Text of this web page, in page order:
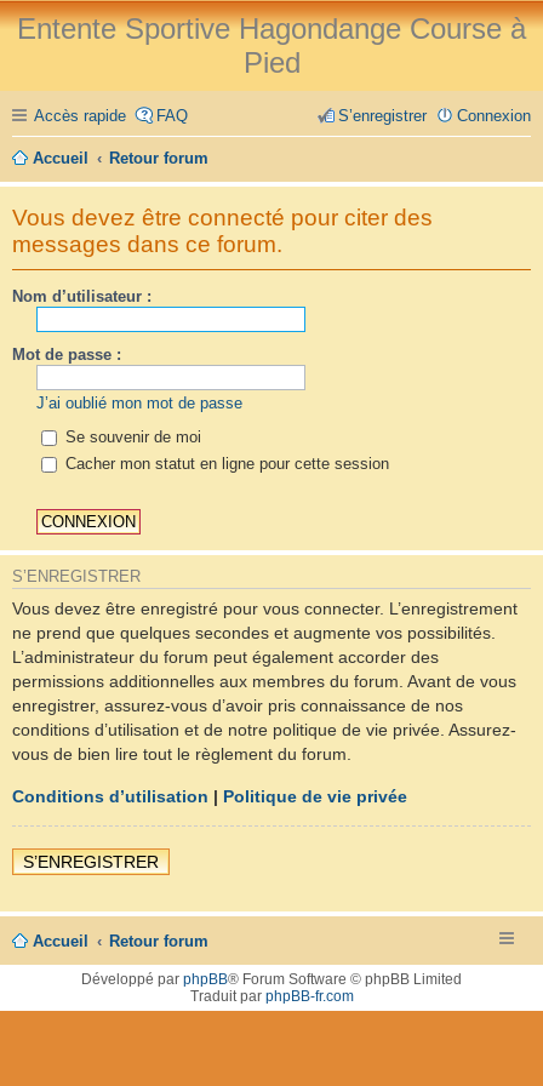
Entente Sportive Hagondange Course à
Pied
Accès rapide FAQ Connexion
S’enregistrer
Accueil Retour forum
Vous devez être connecté pour citer des
messages dans ce forum.
Nom d’utilisateur :
Mot de passe :
J’ai oublié mon mot de passe
Se souvenir de moi
Cacher mon statut en ligne pour cette session
S’ENREGISTRER
Vous devez être enregistré pour vous connecter. L’enregistrement
ne prend que quelques secondes et augmente vos possibilités.
L’administrateur du forum peut également accorder des
permissions additionnelles aux membres du forum. Avant de vous
enregistrer, assurez-vous d’avoir pris connaissance de nos
conditions d’utilisation et de notre politique de vie privée. Assurez-
vous de bien lire tout le règlement du forum.
Conditions d’utilisation | Politique de vie privée
S’ENREGISTRER
Accueil Retour forum
Développé par phpBB® Forum Software © phpBB Limited
Traduit par phpBB-fr.com